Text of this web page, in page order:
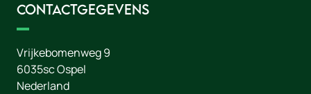
Contactgegevens
Vrijkebomenweg 9
6035scOspel
Nederland